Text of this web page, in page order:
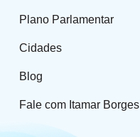
Plano Parlamentar
Cidades
Blog
Fale com Itamar Borges